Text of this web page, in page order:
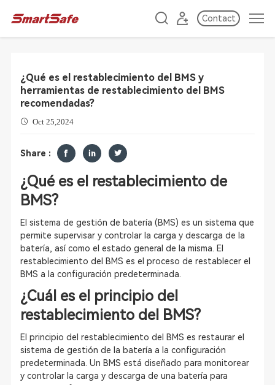
Contact
¿Qué es el restablecimiento del BMS y
herramientas de restablecimiento del BMS
recomendadas?
Oct 25,2024
Share :
¿Qué es el restablecimiento de
BMS?
El sistema de gestión de batería (BMS) es un sistema que
permite supervisar y controlar la carga y descarga de la
batería, así como el estado general de la misma. El
restablecimiento del BMS es el proceso de restablecer el
BMS a la configuración predeterminada.
¿Cuál es el principio del
restablecimiento del BMS?
El principio del restablecimiento del BMS es restaurar el
sistema de gestión de la batería a la configuración
predeterminada. Un BMS está diseñado para monitorear
y controlar la carga y descarga de una batería para